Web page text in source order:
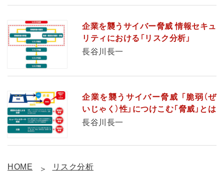
企業を襲うサイバー脅威 情報セキュ
リティにおける「リスク分析」
長谷川長一
企業を襲うサイバー脅威 「脆弱（ぜ
いじゃく）性」につけこむ「脅威」とは
長谷川長一
HOME リスク分析